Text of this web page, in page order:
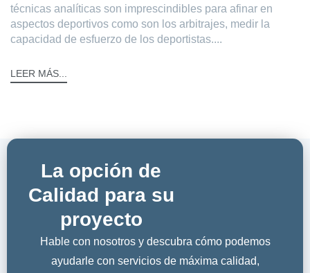
técnicas analíticas son imprescindibles para afinar en
aspectos deportivos como son los arbitrajes, medir la
capacidad de esfuerzo de los deportistas....
LEER MÁS...
La opción de
Calidad para su
proyecto
Hable con nosotros y descubra cómo podemos
ayudarle con servicios de máxima calidad,